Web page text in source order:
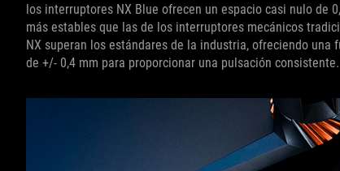
los interruptores NX Blue ofrecen un espacio casi nulo de
más estables que las de los interruptores mecánicos
NX superan los estándares de la industria, ofreciendo
de +/- 0,4 mm para proporcionar una pulsación consistente.